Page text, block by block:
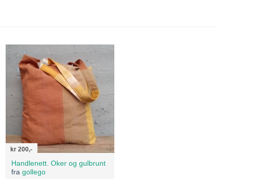
kr 200,-
Handlenett. Oker og gulbrunt
fra gollego